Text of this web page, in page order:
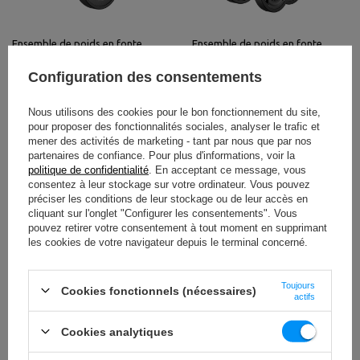
Ensemble de poids en fonte
mm | 30 kg / 2 x 10 kg + 2 x 5 kg -
Ensemble de poids en fonte
mm | 30 kg / 4 x 5 kg + 4 x 2,5 kg
Ensemble de poids en fonte
caoutchoutés Tri-grip ø30 / 31
Ensemble de poids en fonte Tri-
grip ø30 / 31 mm | 29 kg / 4 x 5
kg + 2 x 2,5 kg + 4 x 1 kg
Configuration des consentements
Nous utilisons des cookies pour le bon fonctionnement du site,
pour proposer des fonctionnalités sociales, analyser le trafic et
mener des activités de marketing - tant par nous que par nos
partenaires de confiance. Pour plus d'informations, voir la
politique de confidentialité . En acceptant ce message, vous
consentez à leur stockage sur votre ordinateur. Vous pouvez
préciser les conditions de leur stockage ou de leur accès en
cliquant sur l'onglet "Configurer les consentements". Vous
pouvez retirer votre consentement à tout moment en supprimant
les cookies de votre navigateur depuis le terminal concerné.
Cookies fonctionnels (nécessaires)
Toujours
actifs
Cookies analytiques